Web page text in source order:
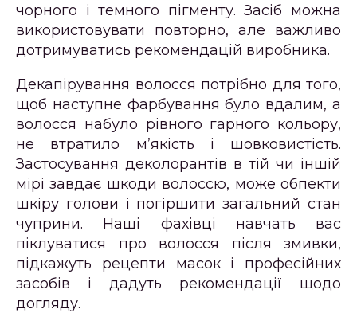
чорного і темного пігменту. Засіб можна
використовувати повторно, але важливо
дотримуватись рекомендацій виробника.
Декапірування волосся потрібно для того,
щоб наступне фарбування було вдалим, а
волосся набуло рівного гарного кольору,
не втратило м’якість і шовковистість.
Застосування деколорантів в тій чи іншій
мірі завдає шкоди волоссю, може обпекти
шкіру голови і погіршити загальний стан
чуприни. Наші фахівці навчать вас
піклуватися про волосся після змивки,
підкажуть рецепти масок і професійних
засобів і дадуть рекомендації щодо
догляду.